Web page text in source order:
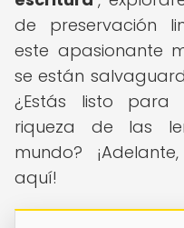
de preservación
este apasionante
se están
¿Estás listo
riqueza de las
mundo?
aquí!